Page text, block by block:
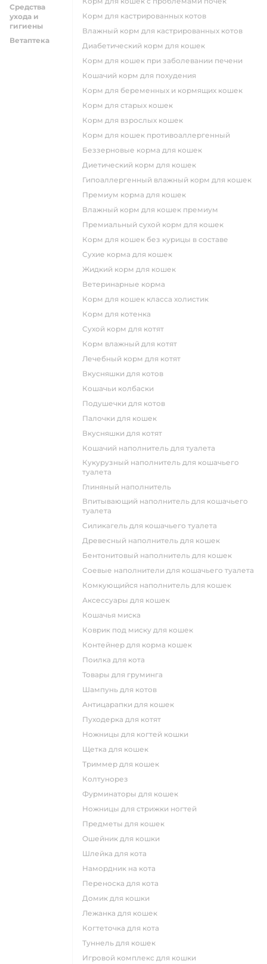
Средства
ухода и
гигиены
Ветаптека
Корм для кастрированных котов
влажный корм для кастрированных котов
диабетический корм для кошек
корм для кошек при заболевании печени
кошачий корм для похудения
корм для беременных и кормящих кошек
корм для старых кошек
корм для взрослых кошек
корм для кошек противоаллергенный
беззерновые корма для кошек
диетический корм для кошек
гипоаллергенный влажный корм для кошек
премиум корма для кошек
влажный корм для кошек премиум
премиальный сухой корм для кошек
корм для кошек без курицы в составе
сухие корма для кошек
жидкий корм для кошек
ветеринарные корма
корм для кошек класса холистик
корм для котенка
сухой корм для котят
корм влажный для котят
лечебный корм для котят
вкусняшки для котов
кошачьи колбаски
подушечки для котов
палочки для кошек
вкусняшки для котят
кошачий наполнитель для туалета
кукурузный наполнитель для кошачьего
туалета
глиняный наполнитель
впитывающий наполнитель для кошачьего
туалета
силикагель для кошачьего туалета
древесный наполнитель для кошек
бентонитовый наполнитель для кошек
соевые наполнители для кошачьего туалета
комкующийся наполнитель для кошек
аксессуары для кошек
кошачья миска
коврик под миску для кошек
контейнер для корма кошек
поилка для кота
товары для груминга
шампунь для котов
антицарапки для кошек
пуходерка для котят
ножницы для когтей кошки
щетка для кошек
триммер для кошек
колтунорез
фурминаторы для кошек
ножницы для стрижки ногтей
предметы для кошек
ошейник для кошки
шлейка для кота
намордник на кота
переноска для кота
домик для кошки
лежанка для кошек
когтеточка для кота
туннель для кошек
игровой комплекс для кошки